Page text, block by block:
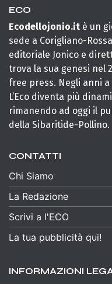
ECO
Ecodellojonio.it è un
sede a Corigliano-
editoriale Jonico e
trova la sua genesi nel
free press. Negli anni
L’Eco diventa più
rimanendo ad oggi il
della Sibaritide-Pollino.
CONTATTI
Chi Siamo
La Redazione
Scrivi a l'ECO
La tua pubblicità qui!
INFORMAZIONI